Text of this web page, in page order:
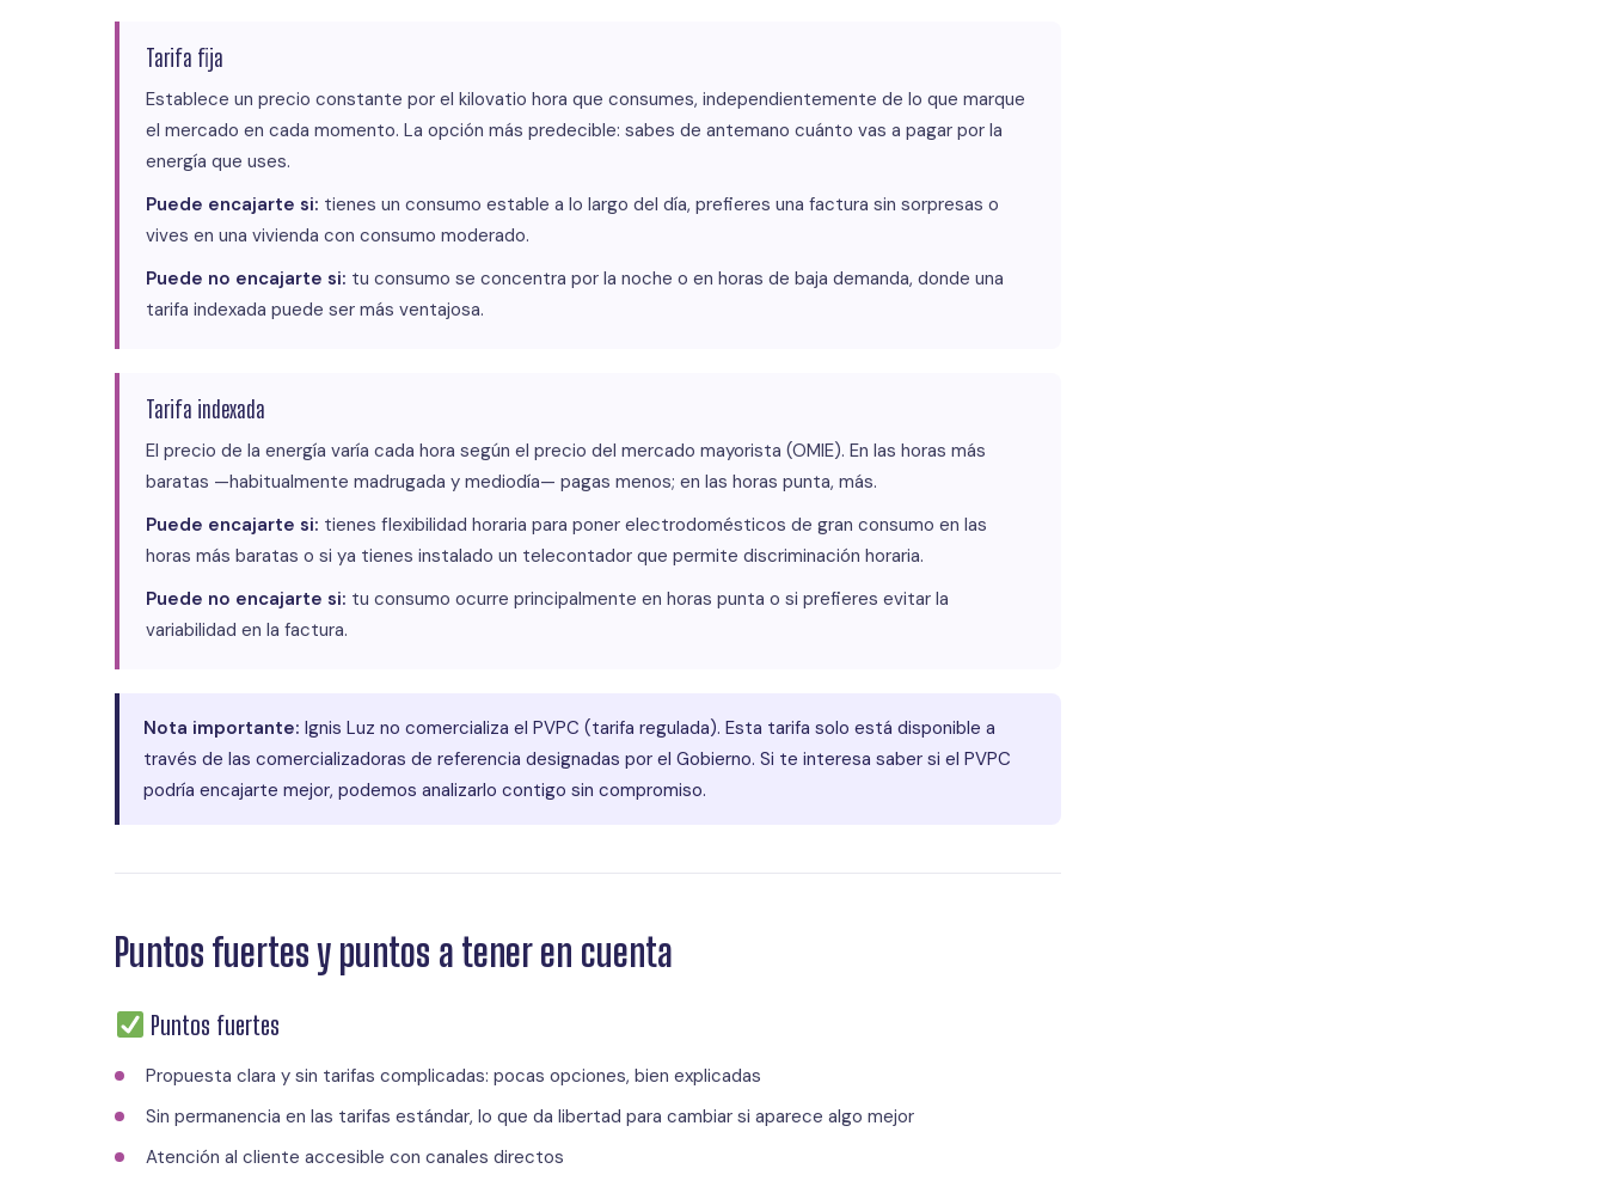
Tarifa fija
Establece un precio constante por el kilovatio hora que consumes, independientemente de lo que marque
el mercado en cada momento. La opción más predecible: sabes de antemano cuánto vas a pagar por la
energía que uses.
Puede encajarte si: tienes un consumo estable a lo largo del día, prefieres una factura sin sorpresas o
vives en una vivienda con consumo moderado.
Puede no encajarte si: tu consumo se concentra por la noche o en horas de baja demanda, donde una
tarifa indexada puede ser más ventajosa.
Tarifa indexada
El precio de la energía varía cada hora según el precio del mercado mayorista (OMIE). En las horas más
baratas —habitualmente madrugada y mediodía— pagas menos; en las horas punta, más.
Puede encajarte si: tienes flexibilidad horaria para poner electrodomésticos de gran consumo en las
horas más baratas o si ya tienes instalado un telecontador que permite discriminación horaria.
Puede no encajarte si: tu consumo ocurre principalmente en horas punta o si prefieres evitar la
variabilidad en la factura.
Nota importante: Ignis Luz no comercializa el PVPC (tarifa regulada). Esta tarifa solo está disponible a
través de las comercializadoras de referencia designadas por el Gobierno. Si te interesa saber si el PVPC
podría encajarte mejor, podemos analizarlo contigo sin compromiso.
Puntos fuertes y puntos a tener en cuenta
Puntos fuertes
Propuesta clara y sin tarifas complicadas: pocas opciones, bien explicadas
Sin permanencia en las tarifas estándar, lo que da libertad para cambiar si aparece algo mejor
Atención al cliente accesible con canales directos